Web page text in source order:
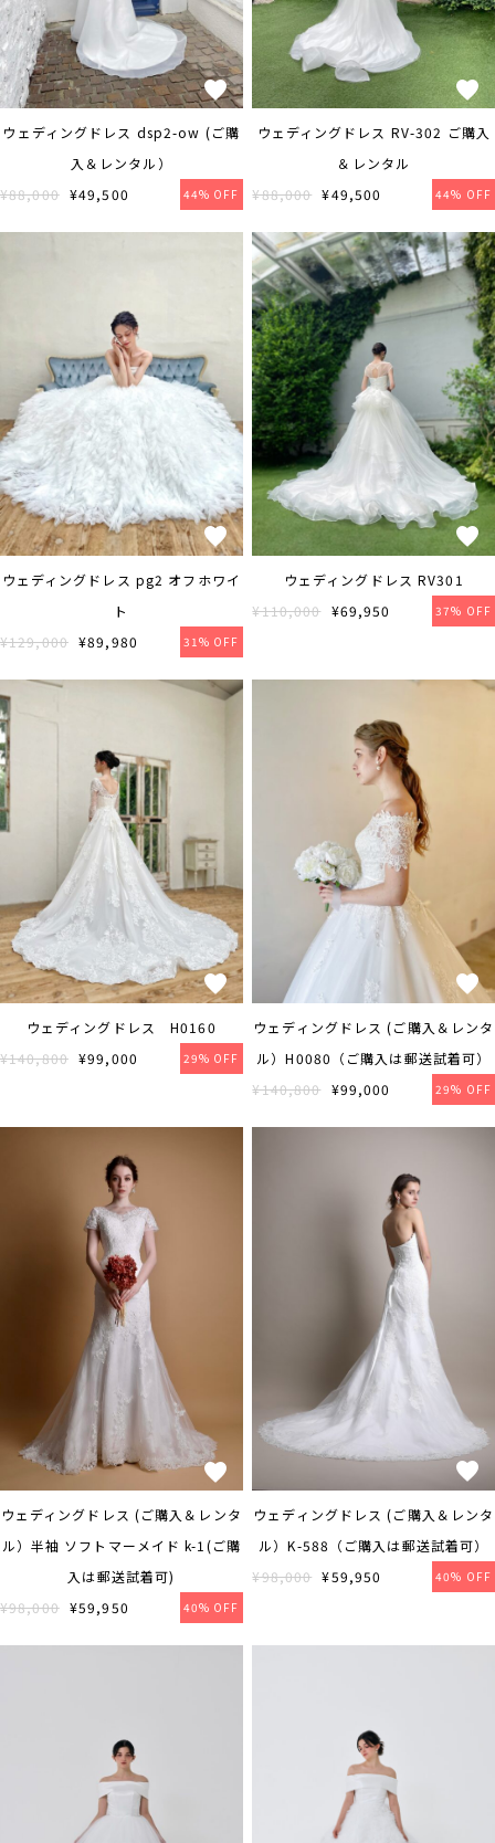
ウェディングドレス dsp2-ow (ご購
入＆レンタル）
¥88,000 ¥49,500 44% OFF
ウェディングドレス RV-302 ご購入
＆レンタル
¥88,000 ¥49,500 44% OFF
ウェディングドレス pg2 オフホワイ
ト
¥129,000 ¥89,980 31% OFF
ウェディングドレス RV301
¥110,000 ¥69,950 37% OFF
ウェディングドレス H0160
¥140,800 ¥99,000 29% OFF
ウェディングドレス (ご購入＆レンタ
ル）H0080（ご購入は郵送試着可）
¥140,800 ¥99,000 29% OFF
ウェディングドレス (ご購入＆レンタ
ル）半袖 ソフトマーメイド k-1(ご購
入は郵送試着可)
¥98,000 ¥59,950 40% OFF
ウェディングドレス (ご購入＆レンタ
ル）K-588（ご購入は郵送試着可）
¥98,000 ¥59,950 40% OFF